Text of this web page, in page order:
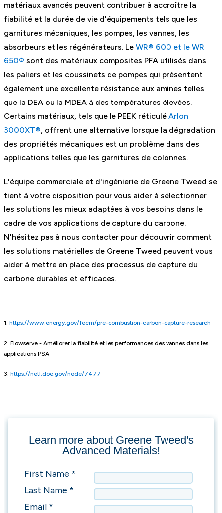
matériaux avancés peuvent contribuer à accroître la
fiabilité et la durée de vie d'équipements tels que les
garnitures mécaniques, les pompes, les vannes, les
absorbeurs et les régénérateurs. Le WR® 600 et le WR
650® sont des matériaux composites PFA utilisés dans
les paliers et les coussinets de pompes qui présentent
également une excellente résistance aux amines telles
que la DEA ou la MDEA à des températures élevées.
Certains matériaux, tels que le PEEK réticulé Arlon
3000XT®, offrent une alternative lorsque la dégradation
des propriétés mécaniques est un problème dans des
applications telles que les garnitures de colonnes.
L'équipe commerciale et d'ingénierie de Greene Tweed se
tient à votre disposition pour vous aider à sélectionner
les solutions les mieux adaptées à vos besoins dans le
cadre de vos applications de capture du carbone.
N'hésitez pas à nous contacter pour découvrir comment
les solutions matérielles de Greene Tweed peuvent vous
aider à mettre en place des processus de capture du
carbone durables et efficaces.
1. https://www.energy.gov/fecm/pre-combustion-carbon-capture-research
2. Flowserve - Améliorer la fiabilité et les performances des vannes dans les
applications PSA
3. https://netl.doe.gov/node/7477